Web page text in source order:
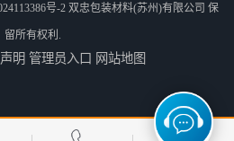
号-2 双忠包装材料(苏州)有限公司 保
留所有权利.
明 管理员入口 网站地图